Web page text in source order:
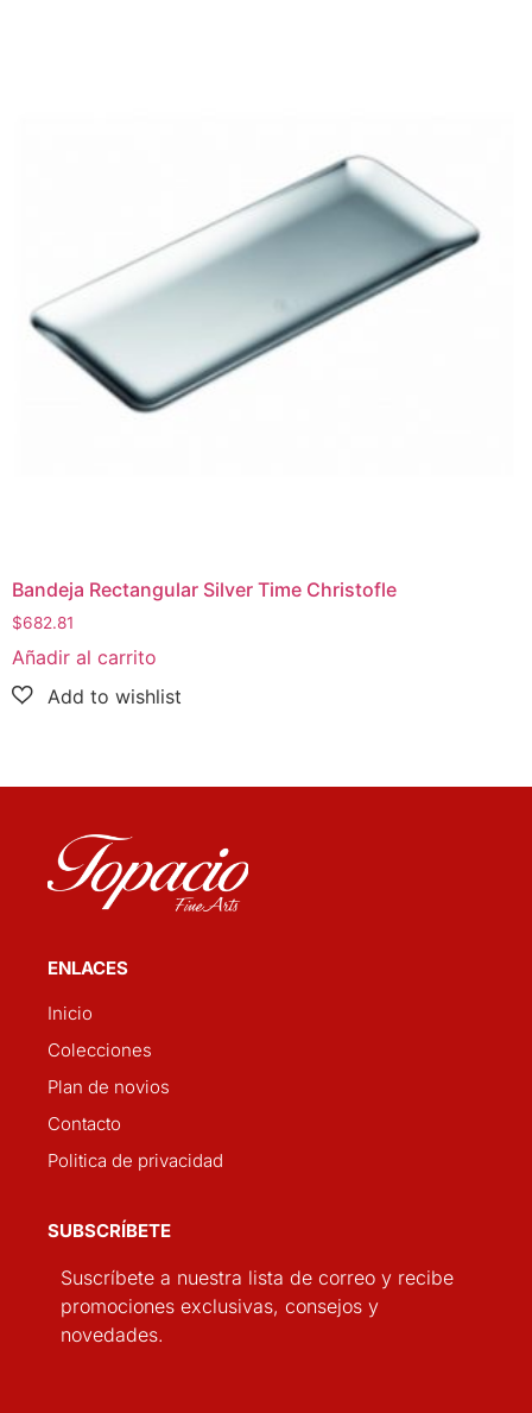
Bandeja Rectangular Silver Time Christofle
$682.81
Añadir al carrito
ENLACES
Inicio
Colecciones
Plan de novios
Contacto
Politica de privacidad
SUBSCRÍBETE
Suscríbete a nuestra lista de correo y recibe
promociones exclusivas, consejos y
novedades.